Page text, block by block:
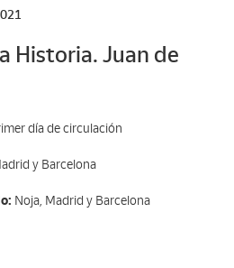
Historia. Juan de
día de circulación
y Barcelona
Noja, Madrid y Barcelona